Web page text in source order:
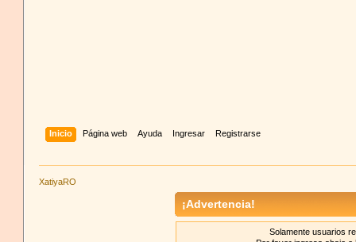
Inicio Página web Ayuda Ingresar Registrarse
XatiyaRO
¡Advertencia!
Solamente usuarios